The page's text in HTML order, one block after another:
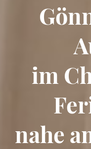
im
nahe